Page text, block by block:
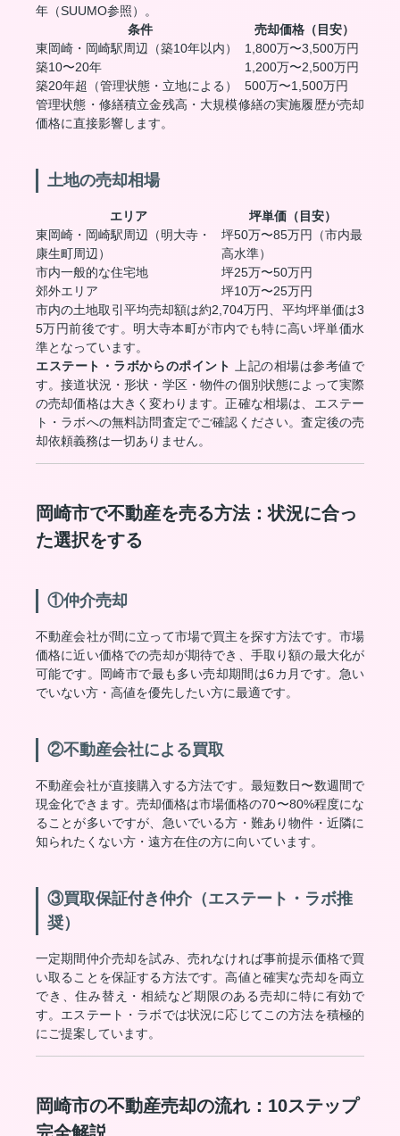
年（SUUMO参照）。
条件
売却価格（目安）
東岡崎・岡崎駅周辺（築10年以内）
1,800万〜3,500万円
築10〜20年
1,200万〜2,500万円
築20年超（管理状態・立地による）
500万〜1,500万円
管理状態・修繕積立金残高・大規模修繕の実施履歴が売却
価格に直接影響します。
土地の売却相場
エリア
坪単価（目安）
東岡崎・岡崎駅周辺（明大寺・
康生町周辺）
坪50万〜85万円（市内最
高水準）
市内一般的な住宅地
坪25万〜50万円
郊外エリア
坪10万〜25万円
市内の土地取引平均売却額は約2,704万円、平均坪単価は3
5万円前後です。明大寺本町が市内でも特に高い坪単価水
準となっています。
エステート・ラボからのポイント
上記の相場は参考値で
す。接道状況・形状・学区・物件の個別状態によって実際
の売却価格は大きく変わります。正確な相場は、エステー
ト・ラボへの無料訪問査定でご確認ください。査定後の売
却依頼義務は一切ありません。
岡崎市で不動産を売る方法：状況に合っ
た選択をする
①仲介売却
不動産会社が間に立って市場で買主を探す方法です。市場
価格に近い価格での売却が期待でき、手取り額の最大化が
可能です。岡崎市で最も多い売却期間は6カ月です。急い
でいない方・高値を優先したい方に最適です。
②不動産会社による買取
不動産会社が直接購入する方法です。最短数日〜数週間で
現金化できます。売却価格は市場価格の70〜80%程度にな
ることが多いですが、急いでいる方・難あり物件・近隣に
知られたくない方・遠方在住の方に向いています。
③買取保証付き仲介（エステート・ラボ推
奨）
一定期間仲介売却を試み、売れなければ事前提示価格で買
い取ることを保証する方法です。高値と確実な売却を両立
でき、住み替え・相続など期限のある売却に特に有効で
す。エステート・ラボでは状況に応じてこの方法を積極的
にご提案しています。
岡崎市の不動産売却の流れ：10ステップ